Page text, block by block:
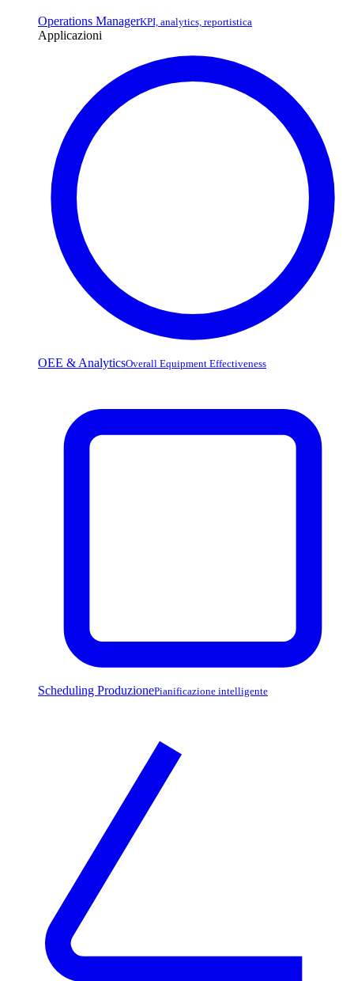
Operations ManagerKPI, analytics, reportistica
Applicazioni
OEE & AnalyticsOverall Equipment Effectiveness
Scheduling ProduzionePianificazione intelligente